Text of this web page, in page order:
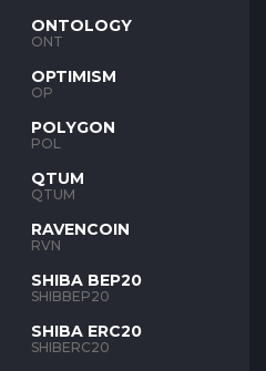
ONTOLOGY
ONT
OPTIMISM
OP
POLYGON
POL
QTUM
QTUM
RAVENCOIN
RVN
SHIBA BEP20
SHIBBEP20
SHIBA ERC20
SHIBERC20